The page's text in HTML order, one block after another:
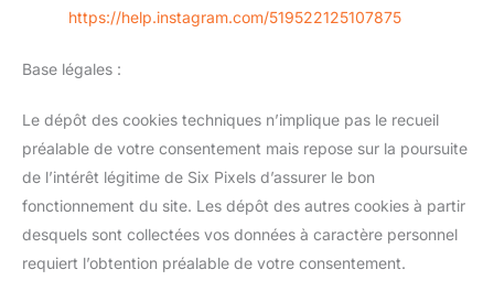
https://help.instagram.com/519522125107875
Base légales :
Le dépôt des cookies techniques n’implique pas le recueil
préalable de votre consentement mais repose sur la poursuite
de l’intérêt légitime de Six Pixels d’assurer le bon
fonctionnement du site. Les dépôt des autres cookies à partir
desquels sont collectées vos données à caractère personnel
requiert l’obtention préalable de votre consentement.